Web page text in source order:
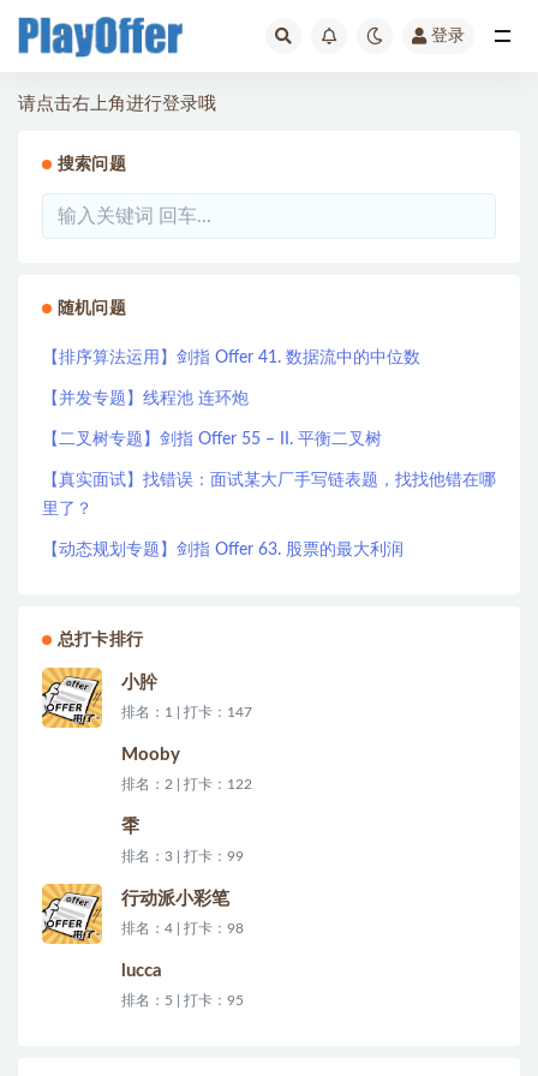
登录
请点击右上角进行登录哦
搜索问题
随机问题
【排序算法运用】剑指 Offer 41. 数据流中的中位数
【并发专题】线程池 连环炮
【二叉树专题】剑指 Offer 55 – II. 平衡二叉树
【真实面试】找错误：面试某大厂手写链表题，找找他错在哪
里了？
【动态规划专题】剑指 Offer 63. 股票的最大利润
总打卡排行
小肸
排名：1 | 打卡：147
Mooby
排名：2 | 打卡：122
秊
排名：3 | 打卡：99
行动派小彩笔
排名：4 | 打卡：98
lucca
排名：5 | 打卡：95